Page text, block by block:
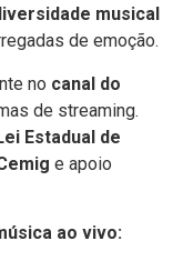
musical
de emoção.
no canal do
de streaming.
Estadual de
e apoio
ao vivo: